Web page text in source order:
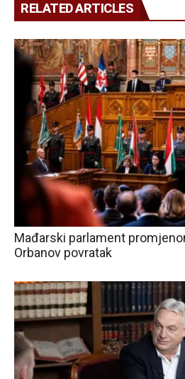
RELATED ARTICLES
Mađarski parlament
Orbanov povratak